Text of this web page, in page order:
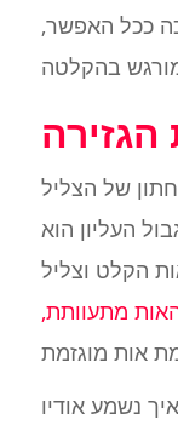
ככל האפשר,
של הצליל
העליון הוא
הקלט וצליל
מתעוותת,
נשמע אודיו